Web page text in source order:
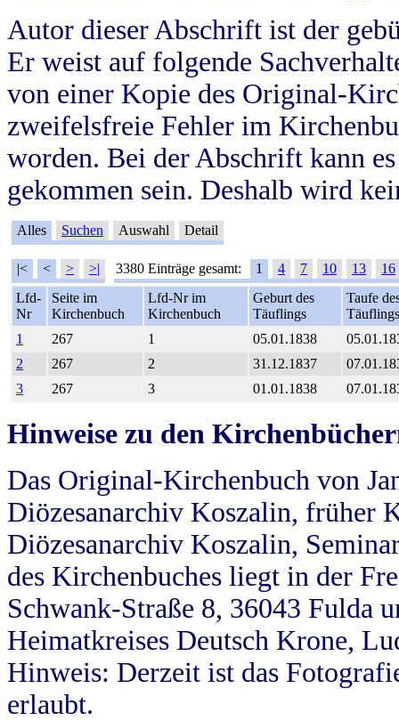
Autor dieser Abschrift ist der
Er weist auf folgende
von einer Kopie des Original-
zweifelsfreie Fehler im
worden. Bei der Abschrift kann
gekommen sein. Deshalb wird
Alles Suchen Auswahl Detail
|< < > >| 3380 Einträge gesamt: 1 4 7 10 13
16
Lfd-
Nr
Seite im
Kirchenbuch
Lfd-Nr im
Kirchenbuch
Geburt des
Täuflings
Taufe
Täuflings
1
267 1 05.01.1838
2
267 2 31.12.1837
3
267 3 01.01.1838
Hinweise zu den
Das Original-Kirchenbuch von
Diözesanarchiv Koszalin, früher
Diözesanarchiv Koszalin,
des Kirchenbuches liegt in der
Schwank-Straße 8, 36043 Fulda
Heimatkreises Deutsch Krone,
Hinweis: Derzeit ist das
erlaubt.